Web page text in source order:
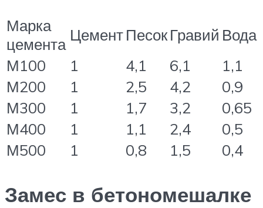
Марка
цемента ЦементПесокГравий Вода
М100
1 4,1 6,1
1,1
М200
1 2,5 4,2
0,9
М300
1 1,7 3,2
0,65
М400
1 1,1 2,4
0,5
М500
1 0,8 1,5 0,4
Замес в бетономешалке